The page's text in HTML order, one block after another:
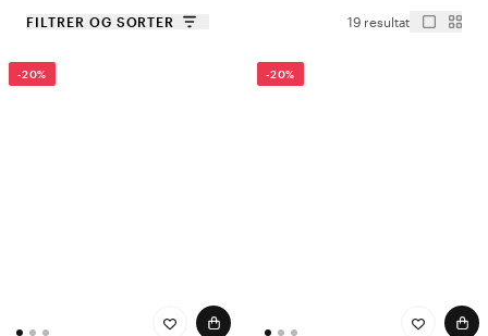
FILTRER OG SORTER 19 resultat
-20% -20%